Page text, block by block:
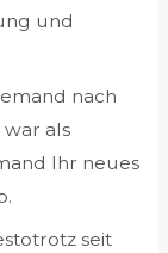
und
nach
als
Ihr neues
seit